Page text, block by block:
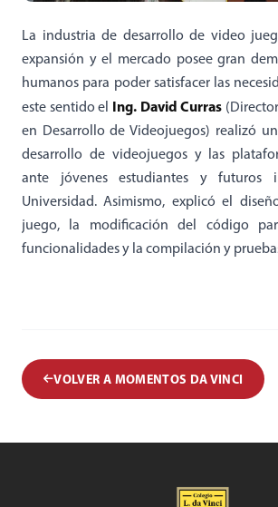
La industria de desarrollo de video
expansión y el mercado posee gran
humanos para poder satisfacer las
este sentido el Ing. David Curras
en Desarrollo de Videojuegos) realizó
desarrollo de videojuegos y las
ante jóvenes estudiantes y futuros
Universidad. Asimismo, explicó el
juego, la modificación del código
funcionalidades y la compilación y
VOLVER A MOMENTOS DA VINCI